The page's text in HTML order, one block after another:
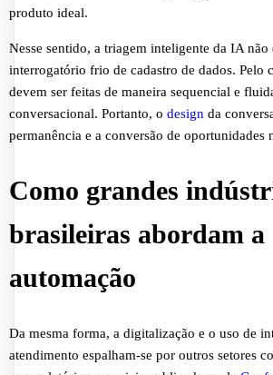
produto ideal.
Nesse sentido, a triagem inteligente da IA não
interrogatório frio de cadastro de dados. Pelo
devem ser feitas de maneira sequencial e
conversacional. Portanto, o design da
permanência e a conversão de oportunidades
Como grandes
brasileiras abordam a
automação
Da mesma forma, a digitalização e o uso de
atendimento espalham-se por outros setores